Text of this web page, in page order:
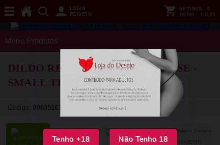
Tenho +18 Não Tenho 18
LOGIN
REGISTO
ARTIGOS:
0
TOTAL: € 0,00
Menu Produtos
DILDO REALISTICO MR INTENSE -
SMALL TERENCE 16.5 CM
Código: 00035161
SUGERIR